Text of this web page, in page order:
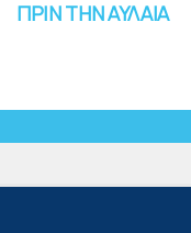
ΠΡΙΝ ΤΗΝ ΑΥΛΑΙΑ